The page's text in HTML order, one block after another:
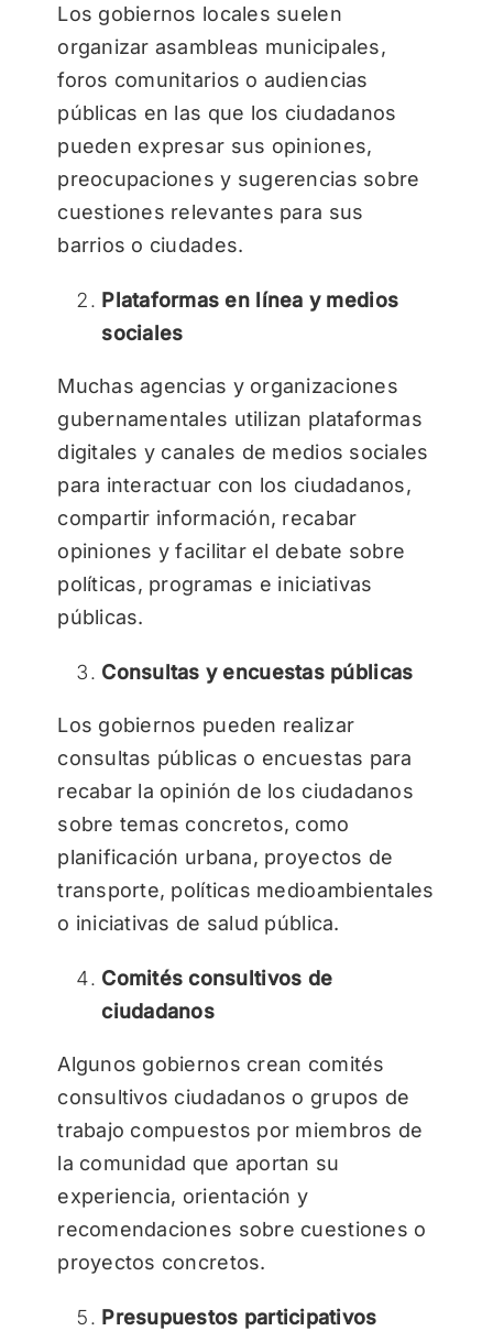
Los gobiernos locales suelen
organizar asambleas municipales,
foros comunitarios o audiencias
públicas en las que los ciudadanos
pueden expresar sus opiniones,
preocupaciones y sugerencias sobre
cuestiones relevantes para sus
barrios o ciudades.
Plataformas en línea y medios
sociales
Muchas agencias y organizaciones
gubernamentales utilizan plataformas
digitales y canales de medios sociales
para interactuar con los ciudadanos,
compartir información, recabar
opiniones y facilitar el debate sobre
políticas, programas e iniciativas
públicas.
Consultas y encuestas públicas
Los gobiernos pueden realizar
consultas públicas o encuestas para
recabar la opinión de los ciudadanos
sobre temas concretos, como
planificación urbana, proyectos de
transporte, políticas medioambientales
o iniciativas de salud pública.
Comités consultivos de
ciudadanos
Algunos gobiernos crean comités
consultivos ciudadanos o grupos de
trabajo compuestos por miembros de
la comunidad que aportan su
experiencia, orientación y
recomendaciones sobre cuestiones o
proyectos concretos.
Presupuestos participativos